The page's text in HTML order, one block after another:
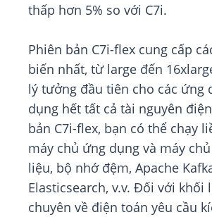
thấp hơn 5% so với C7i.
Phiên bản C7i-flex cung cấp
biến nhất, từ large đến
lý tưởng đầu tiên cho các ứng
dụng hết tất cả tài nguyên
bản C7i-flex, bạn có thể chạy
máy chủ ứng dụng và máy
liệu, bộ nhớ đệm, Apache
Elasticsearch, v.v. Đối với khối
chuyên về điện toán yêu cầu